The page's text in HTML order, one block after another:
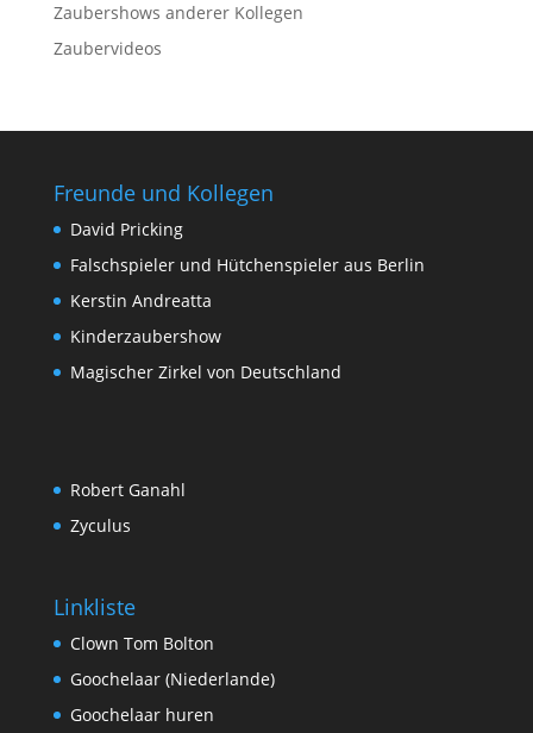
Zaubershows anderer Kollegen
Zaubervideos
Freunde und Kollegen
David Pricking
Falschspieler und Hütchenspieler aus Berlin
Kerstin Andreatta
Kinderzaubershow
Magischer Zirkel von Deutschland
Robert Ganahl
Zyculus
Linkliste
Clown Tom Bolton
Goochelaar (Niederlande)
Goochelaar huren